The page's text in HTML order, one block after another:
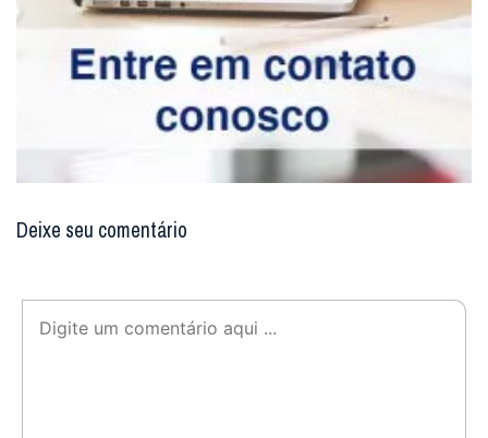
Deixe seu comentário